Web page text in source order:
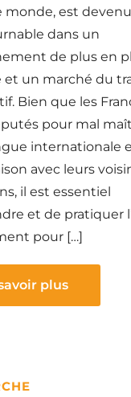
monde, est devenu
dans un
de plus en
et un marché du
Bien que les
pour mal
internationale
avec leurs
il est essentiel
et de pratiquer
pour […]
plus